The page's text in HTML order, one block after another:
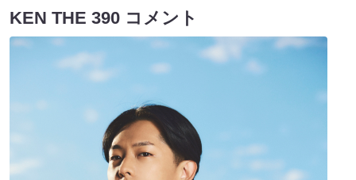
KEN THE 390 コメント